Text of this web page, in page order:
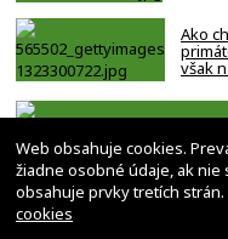
Ako
však
Web obsahuje cookies.
žiadne osobné údaje, ak nie
obsahuje prvky tretích strán.
cookies